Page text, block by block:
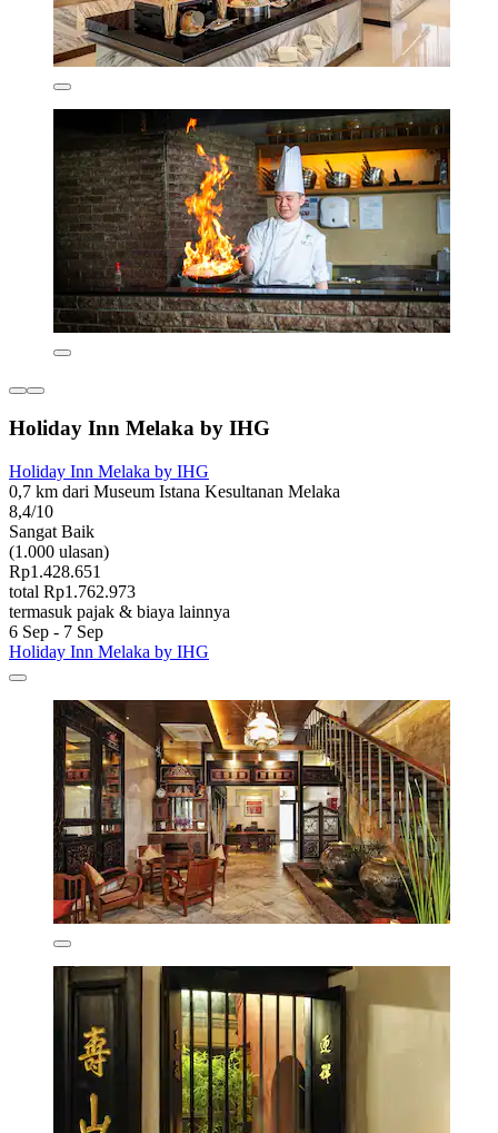
Holiday Inn Melaka by IHG
Holiday Inn Melaka by IHG
0,7 km dari Museum Istana Kesultanan Melaka
8,4/10
Sangat Baik
(1.000 ulasan)
Rp1.428.651
total Rp1.762.973
termasuk pajak & biaya lainnya
6 Sep - 7 Sep
Holiday Inn Melaka by IHG